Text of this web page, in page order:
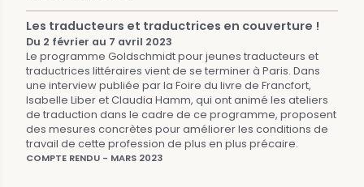
Les traducteurs et traductrices en couverture !
Du 2 février au 7 avril 2023
Le programme Goldschmidt pour jeunes traducteurs et
traductrices littéraires vient de se terminer à Paris. Dans
une interview publiée par la Foire du livre de Francfort,
Isabelle Liber et Claudia Hamm, qui ont animé les ateliers
de traduction dans le cadre de ce programme, proposent
des mesures concrètes pour améliorer les conditions de
travail de cette profession de plus en plus précaire.
COMPTE RENDU - MARS 2023